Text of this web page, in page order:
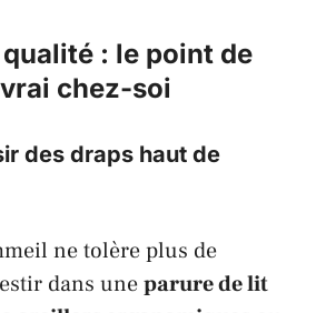
: le point de
chez-soi
des draps haut de
ne tolère plus de
dans uneparure de lit